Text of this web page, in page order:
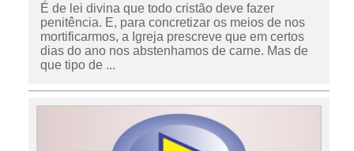
É de lei divina que todo cristão deve fazer
penitência. E, para concretizar os meios de nos
mortificarmos, a Igreja prescreve que em certos
dias do ano nos abstenhamos de carne. Mas de
que tipo de ...